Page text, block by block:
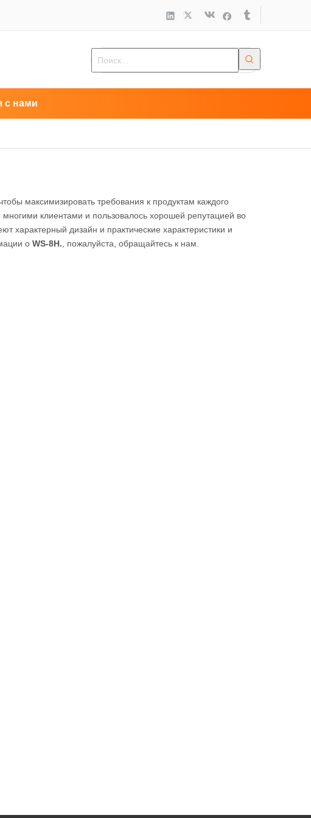
с нами
максимизировать требования к продуктам каждого
клиентами и пользовалось хорошей репутацией во
характерный дизайн и практические характеристики и
о WS-8H. , пожалуйста, обращайтесь к нам.